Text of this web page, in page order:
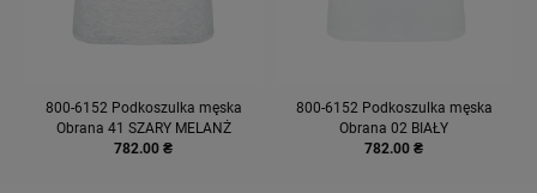
800-6152 Podkoszulka męska
Obrana 41 SZARY MELANŻ
782.00 ₴
800-6152 Podkoszulka męska
Obrana 02 BIAŁY
782.00 ₴